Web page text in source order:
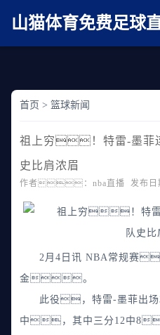
AV在线无码麻豆
山猫体育免费足球
首页 > 篮球新闻
祖上穷！特雷-墨菲
史比肩浓眉
作者：nba直播 发布日
2月4日讯 NBA常规赛
金。
此役，特雷-墨菲出
中，其中三分12中